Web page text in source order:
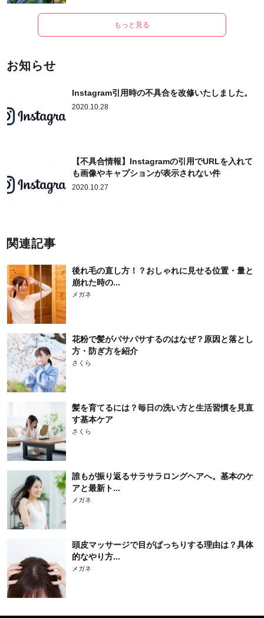
もっと見る
お知らせ
Instagram引用時の不具合を改修いたしました。
2020.10.28
【不具合情報】Instagramの引用でURLを入れて
も画像やキャプションが表示されない件
2020.10.27
関連記事
後れ毛の直し方！？おしゃれに見せる位置・量と
崩れた時の...
メガネ
花粉で髪がパサパサするのはなぜ？原因と落とし
方・防ぎ方を紹介
さくら
髪を育てるには？毎日の洗い方と生活習慣を見直
す基本ケア
さくら
誰もが振り返るサラサラロングヘアへ。基本のケ
アと最新ト...
メガネ
頭皮マッサージで目がぱっちりする理由は？具体
的なやり方...
メガネ